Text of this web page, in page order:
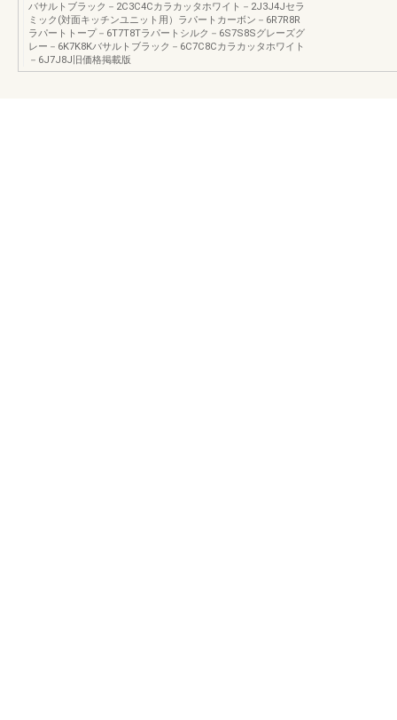
バサルトブラック－2C3C4Cカラカッタホワイト－2J3J4Jセラ
ミック(対面キッチンユニット用）ラパートカーボン－6R7R8R
ラパートトープ－6T7T8Tラパートシルク－6S7S8Sグレーズグ
レー－6K7K8Kバサルトブラック－6C7C8Cカラカッタホワイト
－6J7J8J旧価格掲載版